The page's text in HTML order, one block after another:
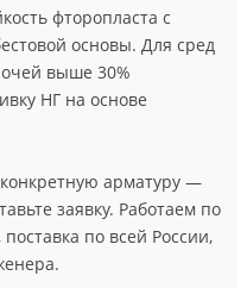
фторопласта с
основы. Для сред
выше 30%
НГ на основе
арматуру —
заявку. Работаем по
по всей России,